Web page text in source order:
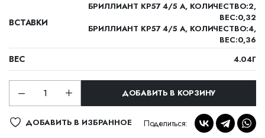
ВСТАВКИ
БРИЛЛИАНТ КР57 4/5 А, КОЛИЧЕСТВО:2,
ВЕС:0,32
БРИЛЛИАНТ КР57 4/5 А, КОЛИЧЕСТВО:4,
ВЕС:0,36
ВЕС 4.04Г
ДОБАВИТЬ В КОРЗИНУ
ДОБАВИТЬ В ИЗБРАННОЕ Поделиться: